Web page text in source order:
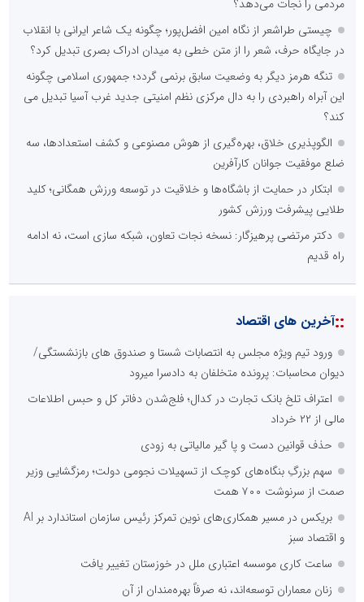
مردمی را نجات می‌دهد؟
چیستی طراشعر از نگاه امین افضل‌پور؛ چگونه یک شاعر ایرانی با انقلاب
در جایگاه حرف، شعر را از متن خطی به میدان ادراک بصری تبدیل کرد؟
تنگه هرمز دیگر به وضعیت سابق برنمی گردد؛ جمهوری اسلامی چگونه
این آبراه راهبردی را به دال مرکزی نظم امنیتی جدید غرب آسیا تبدیل می
کند؟
الگوپذیری خلاق، بهره‌گیری از هوش مصنوعی و کشف استعدادها، سه
ضلع موفقیت جوانان کارآفرین
ابتکار در حمایت از باشگاه‌ها و خلاقیت در توسعه ورزش همگانی؛ کلید
طلایی پیشرفت ورزش کشور
دکتر مرتضی پرهیزگار: نسخه نجات تعاون، شبکه سازی است، نه ادامه
راه قدیم
::آخرین های اقتصاد
ورود تیم ویژه مجلس به انتصابات شستا و صندوق های بازنشستگی/
دیوان محاسبات: پرونده متخلفان به دادسرا میرود
اعتراف تلخ بانک تجارت در کدال؛ فلج‌شدن دفاتر کل و حبس اطلاعات
مالی از ۲۲ خرداد
حذف قوانین دست و پا گیر مالیاتی به زودی
سهم بزرگِ بنگاه‌های کوچک از تسهیلات نجومی دولت؛ رمزگشایی وزیر
صمت از سرنوشت ۷۰۰ همت
بریکس در مسیر همکاری‌های نوین تمرکز رئیس سازمان استاندارد بر AI
و اقتصاد سبز
ساعت کاری موسسه اعتباری ملل در خوزستان تغییر یافت
زنان معماران توسعه‌اند، نه صرفاً بهره‌مندان از آن